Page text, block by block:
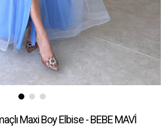
Maxi Boy Elbise - BEBE MAVİ